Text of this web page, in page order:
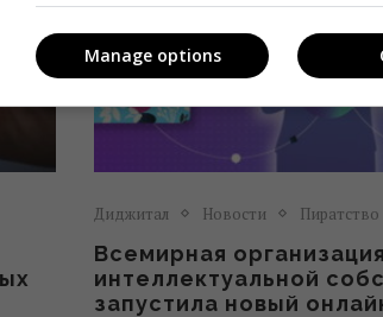
Диджитал Новости Пиратство
Всемирная организация
интеллектуальной
запустила новый
Manage options